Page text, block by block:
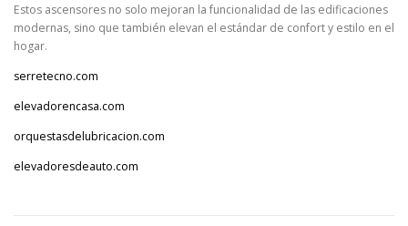
Estos ascensores no solo mejoran la funcionalidad de las edificaciones
modernas, sino que también elevan el estándar de confort y estilo en el
hogar.
serretecno.com
elevadorencasa.com
orquestasdelubricacion.com
elevadoresdeauto.com